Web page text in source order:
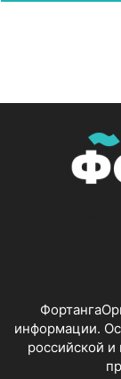
информации.
российской